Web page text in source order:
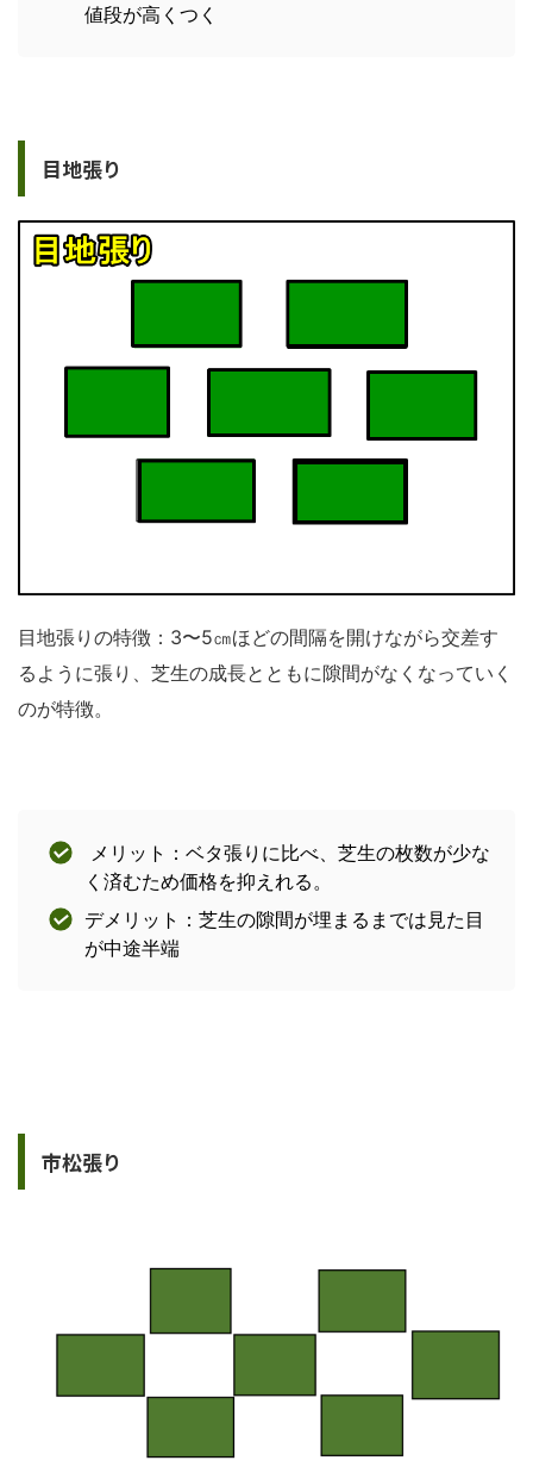
値段が高くつく
目地張り
目地張りの特徴：3〜5㎝ほどの間隔を開けながら交差す
るように張り、芝生の成長とともに隙間がなくなっていく
のが特徴。
メリット：ベタ張りに比べ、芝生の枚数が少な
く済むため価格を抑えれる。
デメリット：芝生の隙間が埋まるまでは見た目
が中途半端
市松張り